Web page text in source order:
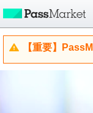
【重要】